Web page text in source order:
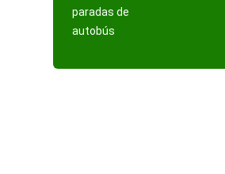
paradas de
autobús